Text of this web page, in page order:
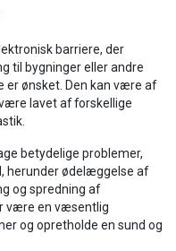
barriere, der
til bygninger eller andre
er ønsket. Den kan være af
lavet af forskellige
betydelige problemer,
herunder ødelæggelse af
og spredning af
være en væsentlig
og opretholde en sund og